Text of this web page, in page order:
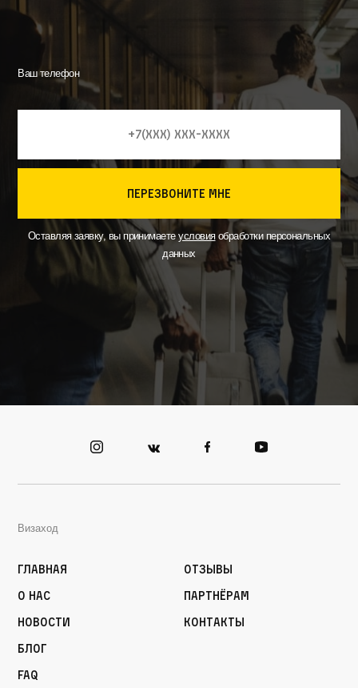
Ваш телефон
перезвоните мне
Оставляя заявку, вы принимаетеусловияобработки персональных
данных
Визаход
Главная
О нас
Новости
Блог
FAQ
Отзывы
Партнёрам
Контакты